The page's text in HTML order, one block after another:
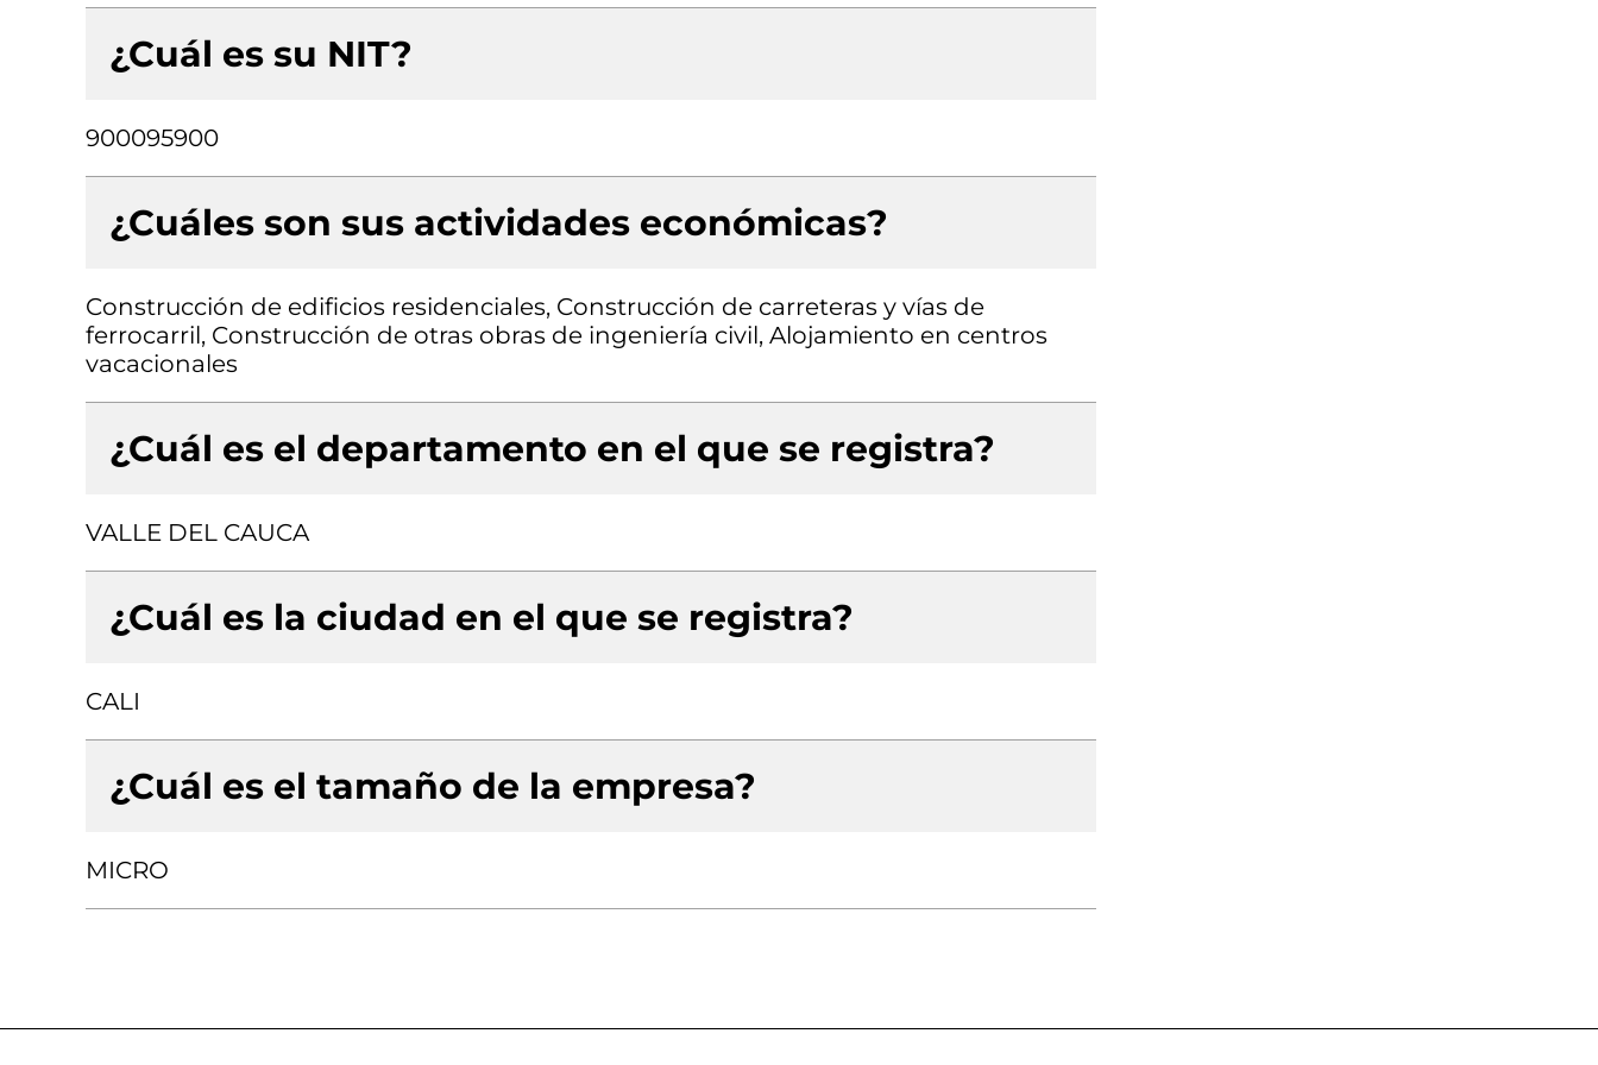
¿Cuál es su NIT?
900095900
¿Cuáles son sus actividades económicas?
Construcción de edificios residenciales, Construcción de carreteras y vías de
ferrocarril, Construcción de otras obras de ingeniería civil, Alojamiento en centros
vacacionales
¿Cuál es el departamento en el que se registra?
VALLE DEL CAUCA
¿Cuál es la ciudad en el que se registra?
CALI
¿Cuál es el tamaño de la empresa?
MICRO